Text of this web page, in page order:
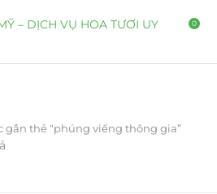
0
gắn thẻ “phúng viếng thông gia”